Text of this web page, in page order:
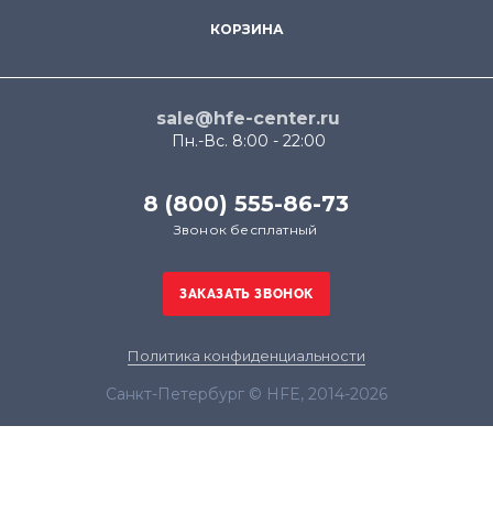
КОРЗИНА
sale@hfe-center.ru
Пн.-Вс. 8:00 - 22:00
8 (800) 555-86-73
Звонок бесплатный
Политика конфиденциальности
Санкт-Петербург © HFE, 2014-2026